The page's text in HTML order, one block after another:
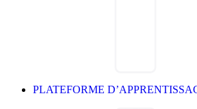
PLATEFORME